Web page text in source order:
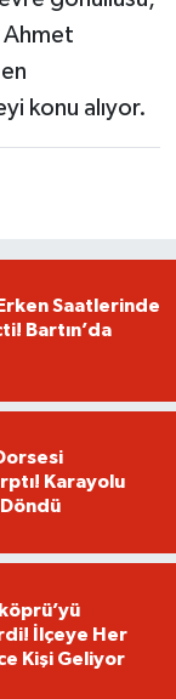
Ahmet
konu alıyor.
Saatlerinde
Bartın’da
Karayolu
Döndü
İlçeye Her
Kişi Geliyor